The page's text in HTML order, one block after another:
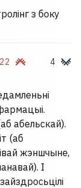
з боку
22 4
абельскай).
(аб
жэншчыне,
І